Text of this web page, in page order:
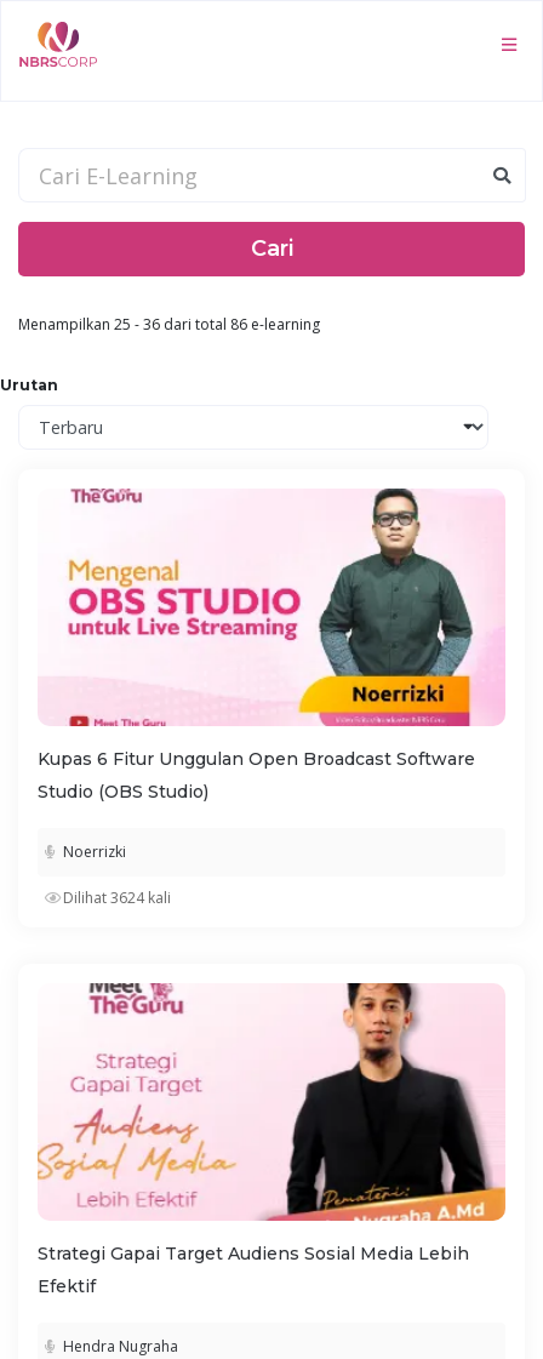
Cari
Menampilkan 25 - 36 dari total 86 e-learning
Urutan
Kupas 6 Fitur Unggulan Open Broadcast Software
Studio (OBS Studio)
Noerrizki
Dilihat 3624 kali
Strategi Gapai Target Audiens Sosial Media Lebih
Efektif
Hendra Nugraha